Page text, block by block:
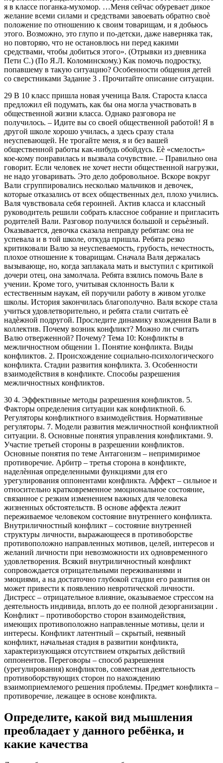
я в классе поганка-мухомор. …Меня сейчас обуревает дикое
желание всеми силами и средствами завоевать обратно своѐ
положение по отношению к своим товарищам, и я добьюсь
этого. Возможно, это глупо и по-детски, даже наверняка так,
но повторяю, что не остановлюсь ни перед какими
средствами, чтобы добиться этого». (Отрывки из дневника
Пети С.) (По Я.Л. Коломинскому.) Как помочь подростку,
попавшему в такую ситуацию? Особенности общения детей
со сверстниками Задание 3 . Прочитайте описание ситуации.
29 В 10 класс пришла новая ученица Валя. Староста класса
предложил ей подумать, как бы она могла участвовать в
общественной жизни класса. Однако разговора не
получилось. – Идите вы со своей общественной работой! Я в
другой школе хорошо училась, а здесь сразу стала
неуспевающей. Не трогайте меня, я и без вашей
общественной работы как-нибудь обойдусь. Еѐ «смелость»
кое-кому понравилась и вызвала сочувствие. – Правильно она
говорит. Если человек не хочет нести общественной нагрузки,
не надо уговаривать. Это дело добровольное. Вскоре вокруг
Вали сгруппировались несколько мальчиков и девочек,
которые отказались от всех общественных дел, плохо учились.
Валя чувствовала себя героиней. Актив класса и классный
руководитель решили собрать классное собрание и пригласить
родителей Вали. Разговор получился большой и серьѐзный.
Оказывается, девочка сказала неправду ребятам: она не
успевала и в той школе, откуда пришла. Ребята резко
критиковали Валю за неуспеваемость, грубость, нечестность,
плохое отношение к товарищам. Сначала Валя держалась
вызывающе, но, когда заплакала мать и выступил с критикой
дочери отец, она замолчала. Ребята взялись помочь Вале в
учении. Кроме того, учитывая склонность Вали к
естественным наукам, ей поручили работу в живом уголке
школы. История закончилась благополучно. Валя вскоре стала
учиться удовлетворительно, и ребята стали считать еѐ
надѐжной подругой. Проследите динамику вхождения Вали в
коллектив. Почему возник конфликт? Можно ли считать
Валю отверженной? Почему? Тема 10: Конфликты в
межличностном общении 1. Понятие конфликта. Виды
конфликтов. 2. Происхождение социально-психологического
конфликта. Стадии развития конфликта. 3. Особенности
взаимодействия в конфликте. Способы разрешения
межличностных конфликтов.
30 4. Эффективные методы разрешения конфликтов. 5.
Факторы определения ситуации как конфликтной. 6.
Регуляторы конфликтного взаимодействия. Нормативные
регуляторы. 7. Модели развития межличностной конфликтной
ситуации. 8. Основные понятия управления конфликтами. 9.
Участие третьей стороны в разрешении конфликтов.
Основные понятия по теме Антагонизм – непримиримое
противоречие. Арбитр – третья сторона в конфликте,
наделѐнная определенными функциями для его
урегулирования оппонентами конфликта. Аффект – сильное и
относительно кратковременное эмоциональное состояние,
связанное с резким изменением важных для человека
жизненных обстоятельств. В основе аффекта лежит
переживаемое человеком состояние внутреннего конфликта.
Внутриличностный конфликт – состояние внутренней
структуры личности, выражающееся в противоборстве
противоположно направленных мотивов, целей, интересов и
желаний личности при невозможности их одновременного
удовлетворения. Всякий внутриличностный конфликт
сопровождается отрицательными переживаниями и
эмоциями, а на достаточно глубокой стадии его развития он
может привести к появлению невротической личности.
Дистресс – отрицательное влияние, оказываемое стрессом на
деятельность индивида, вплоть до ее полной дезорганизации .
Конфликт – противоборство сторон взаимодействия,
имеющих противоположно направленные мотивы, цели и
интересы. Конфликт латентный – скрытый, неявный
конфликт, начальная стадия в развитии конфликта,
характеризующаяся отсутствием открытых действий
оппонентов. Переговоры – способ разрешения
(урегулирования) конфликтов, совместная деятельность
противоборствующих сторон по нахождению
взаимоприемлемого решения проблемы. Предмет конфликта –
противоречие, лежащее в основе конфликта.
Определите, какой вид мышления
преобладает у данного ребёнка, и
какие качества